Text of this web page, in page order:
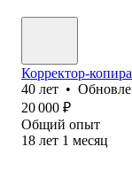
Корректор-
40 лет •
20 000 ₽
Общий опыт
18 лет 1 месяц